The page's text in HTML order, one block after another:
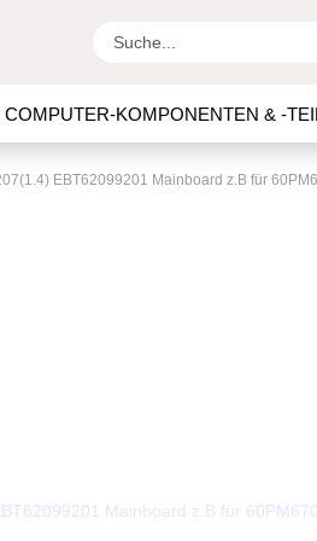
COMPUTER-KOMPONENTEN & -
LED DRIVER LCD PANEL ,
EBT62099201 Mainboard z.B für